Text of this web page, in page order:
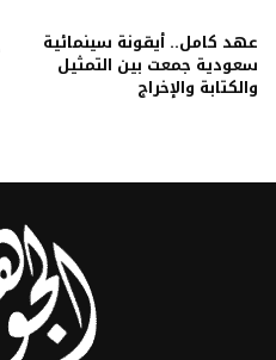
عهد كامل.. أيقونة سينمائية
سعودية جمعت بين التمثيل
والكتابة والإخراج